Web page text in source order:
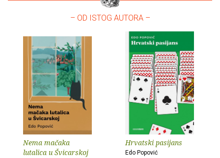
– OD ISTOG AUTORA –
Nema mačaka
lutalica u Švicarskoj
Hrvatski pasijans
Edo Popović